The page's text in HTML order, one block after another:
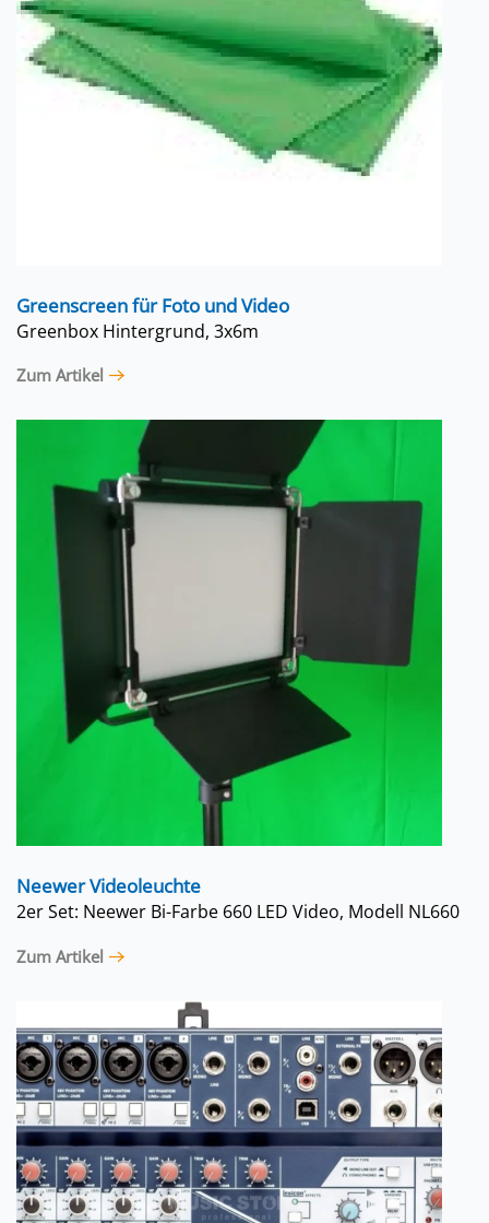
Greenscreen für Foto und Video
Greenbox Hintergrund, 3x6m
Zum Artikel
Neewer Videoleuchte
2er Set: Neewer Bi-Farbe 660 LED Video, Modell NL660
Zum Artikel